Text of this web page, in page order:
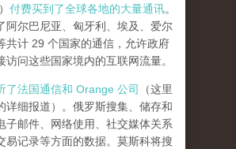
付费买到了全球各地的大量通讯。
阿尔巴尼亚、匈牙利、埃及、爱尔
共计 29 个国家的通信，允许政府
访问这些国家境内的互联网流量。
了法国通信和 Orange 公司
（这里
详细报道）。俄罗斯搜集、储存和
子邮件、网络使用、社交媒体关系
易记录等方面的数据。莫斯科将搜